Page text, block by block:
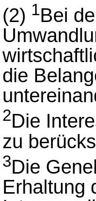
(2) 1Bei
die
2Die
zu
3Die
Erhaltung